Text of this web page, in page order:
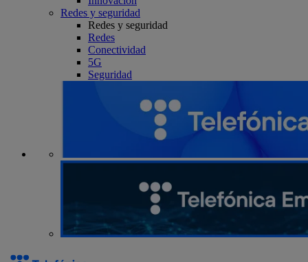
Redes y seguridad
Redes y seguridad
Redes
Conectividad
5G
Seguridad